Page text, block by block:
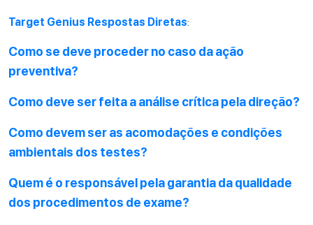
Target Genius Respostas Diretas:
Como se deve proceder no caso da ação
preventiva?
Como deve ser feita a análise crítica pela direção?
Como devem ser as acomodações e condições
ambientais dos testes?
Quem é o responsável pela garantia da qualidade
dos procedimentos de exame?